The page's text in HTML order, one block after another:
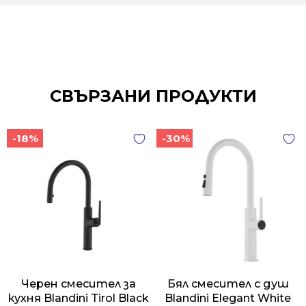
СВЪРЗАНИ ПРОДУКТИ
-18%
Черен смесител за
кухня Blandini Tirol Black
-30%
Бял смесител с душ
Blandini Elegant White